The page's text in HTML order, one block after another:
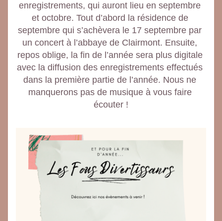
enregistrements, qui auront lieu en septembre
et octobre. Tout d’abord la résidence de
septembre qui s’achèvera le 17 septembre par
un concert à l’abbaye de Clairmont. Ensuite,
repos oblige, la fin de l’année sera plus digitale
avec la diffusion des enregistrements effectués
dans la première partie de l’année. Nous ne
manquerons pas de musique à vous faire
écouter !